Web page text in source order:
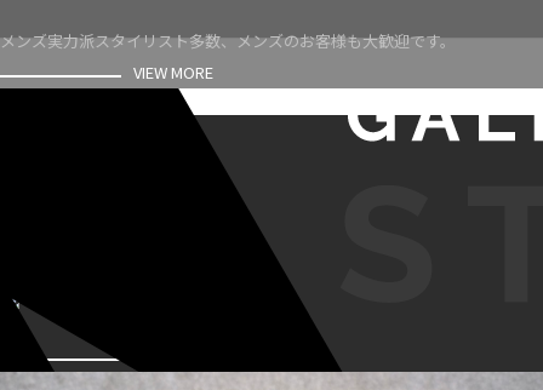
メンズ実力派スタイリスト多数、メンズのお客様も大歓迎です。
VIEW MORE